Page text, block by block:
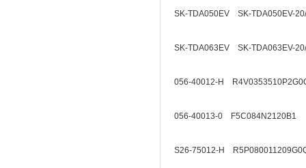
SK-TDA050EV SK-TDA050EV-
SK-TDA063EV SK-TDA063EV-
056-40012-H
056-40013-0 F5C084N2120B1
S26-75012-H